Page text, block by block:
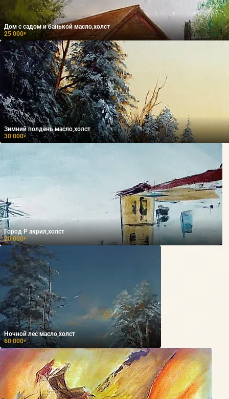
Дом с садом и банькой масло,холст
25 000₽
Зимний полдень масло,холст
30 000₽
Город Р акрил,холст
20 000₽
Ночной лес масло,холст
60 000₽